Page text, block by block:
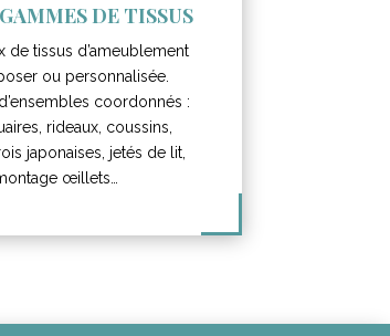
DE TISSUS
de tissus d’ameublement
ou personnalisée.
coordonnés :
rideaux, coussins,
japonaises, jetés de lit,
œillets…